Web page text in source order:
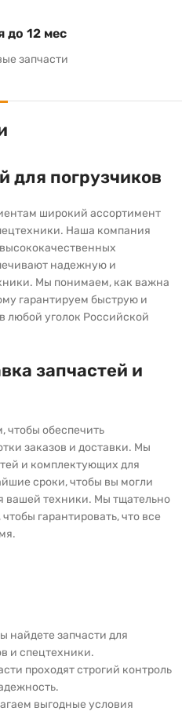
до 12 мес
запчасти
для погрузчиков
широкий ассортимент
Наша компания
надежную и
Мы понимаем, как важна
гарантируем быструю и
любой уголок Российской
запчастей и
чтобы обеспечить
заказов и доставки. Мы
и комплектующих для
сроки, чтобы вы могли
вашей техники. Мы тщательно
гарантировать, что все
найдете запчасти для
и спецтехники.
проходят строгий контроль
выгодные условия